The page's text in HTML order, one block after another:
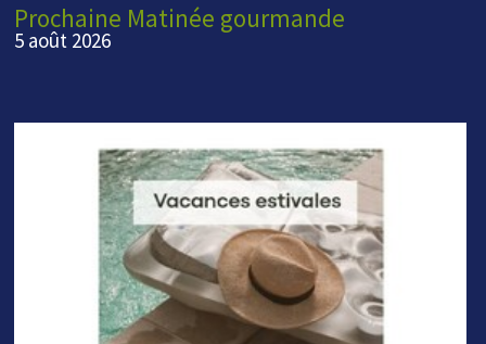
Prochaine Matinée gourmande
5 août 2026